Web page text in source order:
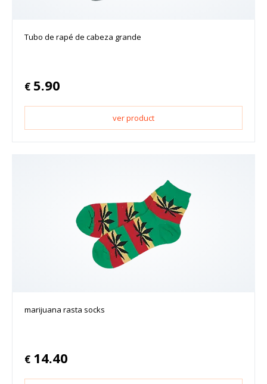
Tubo de rapé de cabeza grande
€ 5.90
ver product
marijuana rasta socks
€ 14.40